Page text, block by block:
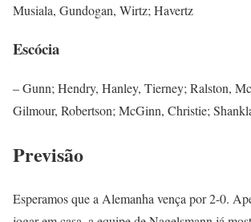
Musiala, Gundogan, Wirtz; Havertz
Escócia
– Gunn; Hendry, Hanley, Tierney; Ralston,
Gilmour, Robertson; McGinn, Christie;
Previsão
Esperamos que a Alemanha vença por 2-0.